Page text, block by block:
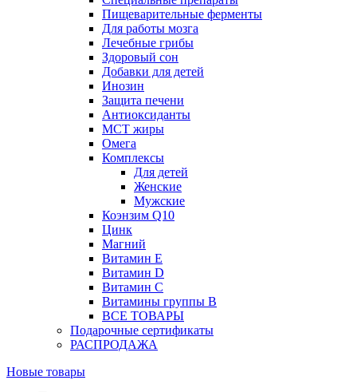
Пищеварительные ферменты
Для работы мозга
Лечебные грибы
Здоровый сон
Добавки для детей
Инозин
Защита печени
Антиоксиданты
МСТ жиры
Омега
Комплексы
Для детей
Женские
Мужские
Коэнзим Q10
Цинк
Магний
Витамин Е
Витамин D
Витамин С
Витамины группы B
ВСЕ ТОВАРЫ
Подарочные сертификаты
РАСПРОДАЖА
Новые товары